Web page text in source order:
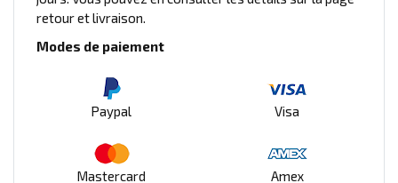
retour et livraison.
Modes de paiement
Paypal Visa
Mastercard Amex